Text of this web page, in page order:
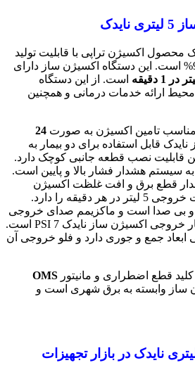
نایدک محصول اکسیژن تراپی با قابلیت تولید
اکسیژن با خلوص بالای 96% است. این دستگاه اکسیژن ساز دارای
است. از این دستگاه
ارائه خدمات درمانی و همچنین
مناسب تامین اکسیژن به صورت 24
قابل استفاده برای دو بیمار به
نصب قطعه جانبی کوچک دارد.
سیستم هشدار فشار بالا و پایین است.
قطع برق و افت غلظت اکسیژن
است. نایدک دارای ظرفیت خروجی 5 لیتر در هر دقیقه را دارد.
و بی صدا است و ماکزیمم صدای خروجی
آن 45 دسی بل است. فشار خروجی اکسیژن ساز نایدک PSI 7 است.
ابعاد جمع و جوری دارد و فلو خروجی آن
قطع اضطراری و مانیتور OMS
ساز وابسته به برق شهری است و
اکسیژن ساز 5 لیتری نایدک در بازار تجهیزات